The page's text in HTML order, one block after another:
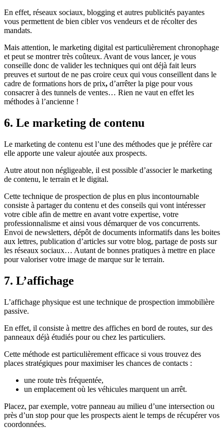
En effet, réseaux sociaux, blogging et autres publicités payantes
vous permettent de bien cibler vos vendeurs et de récolter des
mandats.
Mais attention, le marketing digital est particulièrement chronophage
et peut se montrer très coûteux. Avant de vous lancer, je vous
conseille donc de valider les techniques qui ont déjà fait leurs
preuves et surtout de ne pas croire ceux qui vous conseillent dans le
cadre de formations hors de prix, d’arrêter la pige pour vous
consacrer à des tunnels de ventes… Rien ne vaut en effet les
méthodes à l’ancienne !
6. Le marketing de contenu
Le marketing de contenu est l’une des méthodes que je préfère car
elle apporte une valeur ajoutée aux prospects.
Autre atout non négligeable, il est possible d’associer le marketing
de contenu, le terrain et le digital.
Cette technique de prospection de plus en plus incontournable
consiste à partager du contenu et des conseils qui vont intéresser
votre cible afin de mettre en avant votre expertise, votre
professionnalisme et ainsi vous démarquer de vos concurrents.
Envoi de newsletters, dépôt de documents informatifs dans les boites
aux lettres, publication d’articles sur votre blog, partage de posts sur
les réseaux sociaux… Autant de bonnes pratiques à mettre en place
pour valoriser votre image de marque sur le terrain.
7. L’affichage
L’affichage physique est une technique de prospection immobilière
passive.
En effet, il consiste à mettre des affiches en bord de routes, sur des
panneaux déjà étudiés pour ou chez les particuliers.
Cette méthode est particulièrement efficace si vous trouvez des
places stratégiques pour maximiser les chances de contacts :
une route très fréquentée,
un emplacement où les véhicules marquent un arrêt.
Placez, par exemple, votre panneau au milieu d’une intersection ou
près d’un stop pour que les prospects aient le temps de récupérer vos
coordonnées.